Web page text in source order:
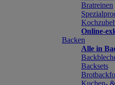
Bratreinen
Online-
Backen
Alle in
Backsets
Kuchen-